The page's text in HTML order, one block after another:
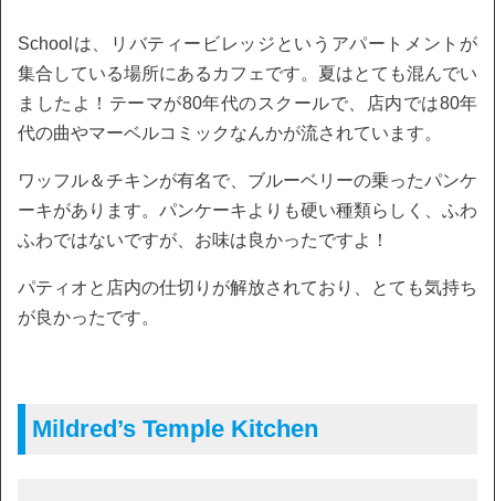
Schoolは、リバティービレッジというアパートメントが
集合している場所にあるカフェです。夏はとても混んでい
ましたよ！テーマが80年代のスクールで、店内では80年
代の曲やマーベルコミックなんかが流されています。
ワッフル＆チキンが有名で、ブルーベリーの乗ったパンケ
ーキがあります。パンケーキよりも硬い種類らしく、ふわ
ふわではないですが、お味は良かったですよ！
パティオと店内の仕切りが解放されており、とても気持ち
が良かったです。
Mildred’s Temple Kitchen